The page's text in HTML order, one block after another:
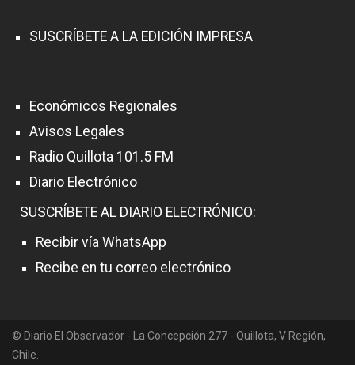
SUSCRÍBETE A LA EDICIÓN IMPRESA
Económicos Regionales
Avisos Legales
Radio Quillota 101.5 FM
Diario Electrónico
SUSCRÍBETE AL DIARIO ELECTRÓNICO:
Recibir vía WhatsApp
Recibe en tu correo electrónico
© Diario El Observador - La Concepción 277 - Quillota, V Región,
Chile.